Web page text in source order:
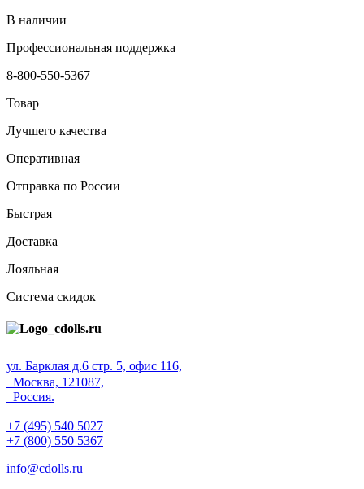
В наличии
Профессиональная поддержка
8-800-550-5367
Товар
Лучшего качества
Оперативная
Отправка по России
Быстрая
Доставка
Лояльная
Система скидок
ул. Барклая д.6 стр. 5, офис 116,
Москва, 121087,
Россия.
+7 (495) 540 5027
+7 (800) 550 5367
info@cdolls.ru